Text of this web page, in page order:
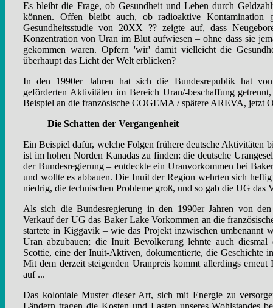
Es bleibt die Frage, ob Gesundheit und Leben durch
können. Offen bleibt auch, ob radioaktive Kontamination
Gesundheitsstudie von 20XX ?? zeigte auf, dass
Konzentration von Uran im Blut aufwiesen – ohne dass sie
gekommen waren. Opfern 'wir' damit vielleicht die
überhaupt das Licht der Welt erblicken?
In den 1990er Jahren hat sich die Bundesrepublik hat von
geförderten Aktivitäten im Bereich Uran/-beschaffung
Beispiel an die französische COGEMA / spätere AREVA, jetzt
Die Schatten der Vergangenheit
Ein Beispiel dafür, welche Folgen frühere deutsche Aktivitäten
ist im hohen Norden Kanadas zu finden: die deutsche
der Bundesregierung – entdeckte ein Uranvorkommen bei
und wollte es abbauen. Die Inuit der Region wehrten sich
niedrig, die technischen Probleme groß, und so gab die UG das
Als sich die Bundesregierung in den 1990er Jahren von
Verkauf der UG das Baker Lake Vorkommen an die
startete in Kiggavik – wie das Projekt inzwischen umbenannt
Uran abzubauen; die Inuit Bevölkerung lehnte auch diesmal
Scottie, eine der Inuit-Aktiven, dokumentierte, die
Mit dem derzeit steigenden Uranpreis kommt allerdings erneut
auf ...
Das koloniale Muster dieser Art, sich mit Energie zu
Ländern tragen die Kosten und Lasten unseres Wohlstandes